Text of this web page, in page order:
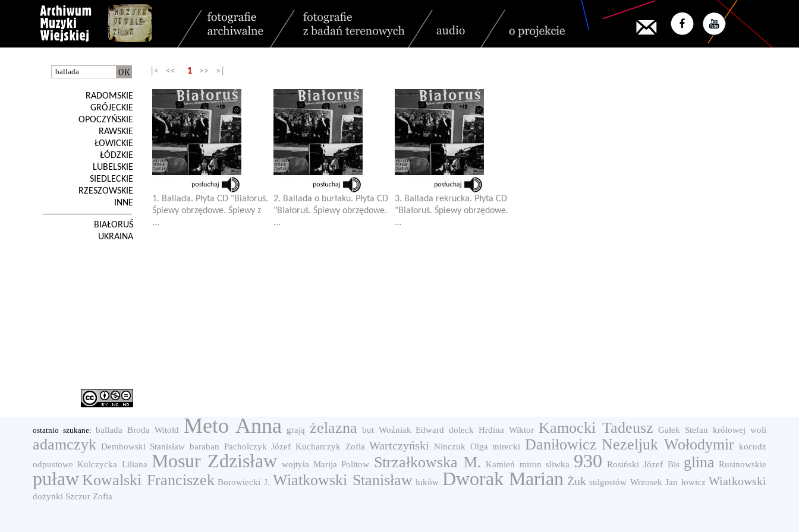
RADOMSKIE
GRÓJECKIE
OPOCZYŃSKIE
RAWSKIE
ŁOWICKIE
ŁÓDZKIE
LUBELSKIE
SIEDLECKIE
RZESZOWSKIE
INNE
BIAŁORUŚ
UKRAINA
|< << 1 >> >|
1. Ballada. Płyta CD "Białoruś.
Śpiewy obrzędowe. Śpiewy z
...
2. Ballada o burłaku. Płyta CD
"Białoruś. Śpiewy obrzędowe.
...
3. Ballada rekrucka. Płyta CD
"Białoruś. Śpiewy obrzędowe.
...
ostatnio szukane: ballada Broda Witold Meto Anna grają żelazna but Woźniak Edward doleck Hrdina Wiktor Kamocki Tadeusz Gałek Stefan królowej woli
adamczyk Dembowski Stanisław baraban Pacholczyk Józef Kucharczyk Zofia Wartczyński Ninczuk Olga mirecki Daniłowicz Nezeljuk Wołodymir kocudz
odpustowe Kulczycka Liliana Mosur Zdzisław wojtyła Marija Politow Strzałkowska M. Kamień miron sliwka 930 Rosiński Józef Bis glina Rusinowskie
puław Kowalski Franciszek Borowiecki J. Wiatkowski Stanisław łuków Dworak Marian Żuk sulgostów Wrzosek Jan łowicz Wiatkowski
dożynki Szczur Zofia